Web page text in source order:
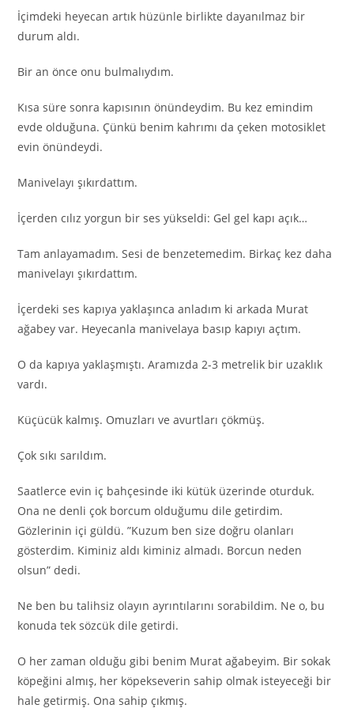
İçimdeki heyecan artık hüzünle birlikte dayanılmaz bir
durum aldı.
Bir an önce onu bulmalıydım.
Kısa süre sonra kapısının önündeydim. Bu kez emindim
evde olduğuna. Çünkü benim kahrımı da çeken motosiklet
evin önündeydi.
Manivelayı şıkırdattım.
İçerden cılız yorgun bir ses yükseldi: Gel gel kapı açık…
Tam anlayamadım. Sesi de benzetemedim. Birkaç kez daha
manivelayı şıkırdattım.
İçerdeki ses kapıya yaklaşınca anladım ki arkada Murat
ağabey var. Heyecanla manivelaya basıp kapıyı açtım.
O da kapıya yaklaşmıştı. Aramızda 2-3 metrelik bir uzaklık
vardı.
Küçücük kalmış. Omuzları ve avurtları çökmüş.
Çok sıkı sarıldım.
Saatlerce evin iç bahçesinde iki kütük üzerinde oturduk.
Ona ne denli çok borcum olduğumu dile getirdim.
Gözlerinin içi güldü. ”Kuzum ben size doğru olanları
gösterdim. Kiminiz aldı kiminiz almadı. Borcun neden
olsun” dedi.
Ne ben bu talihsiz olayın ayrıntılarını sorabildim. Ne o, bu
konuda tek sözcük dile getirdi.
O her zaman olduğu gibi benim Murat ağabeyim. Bir sokak
köpeğini almış, her köpekseverin sahip olmak isteyeceği bir
hale getirmiş. Ona sahip çıkmış.